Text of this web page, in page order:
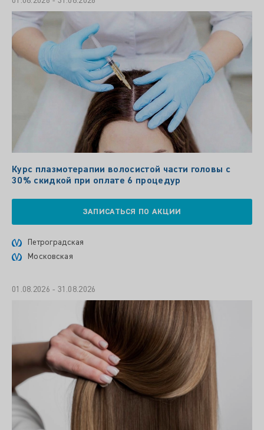
Курс плазмотерапии волосистой части головы с
30% скидкой при оплате 6 процедур
ЗАПИСАТЬСЯ ПО АКЦИИ
Петроградская
Московская
01.08.2026 - 31.08.2026